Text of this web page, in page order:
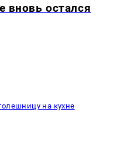
остался
на кухне